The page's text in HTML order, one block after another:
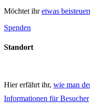
Möchtet ihretwas
Spenden
Standort
Hier erfährt ihr, wie man
Informationen für Besucher